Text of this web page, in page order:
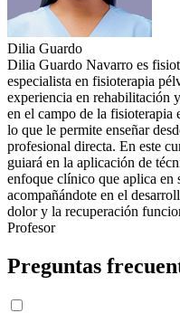
Dilia Guardo
Dilia Guardo Navarro es
especialista en fisioterapia
experiencia en rehabilitación
en el campo de la fisioterapia
lo que le permite enseñar
profesional directa. En este
guiará en la aplicación de
enfoque clínico que aplica en
acompañándote en el
dolor y la recuperación
Profesor
Preguntas